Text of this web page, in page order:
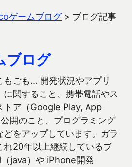
ゲームブログ> ブログ記事
ブログ
もごも… 開発状況やアプリ
に関すること、携帯電話やス
トア（Google Play, App
開のこと、プログラミング
をアップしています。ガラ
れ20年以上継続しているブ
java）や iPhone開発